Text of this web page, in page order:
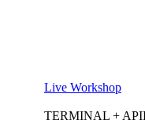
Live Workshop
TERMINAL + API